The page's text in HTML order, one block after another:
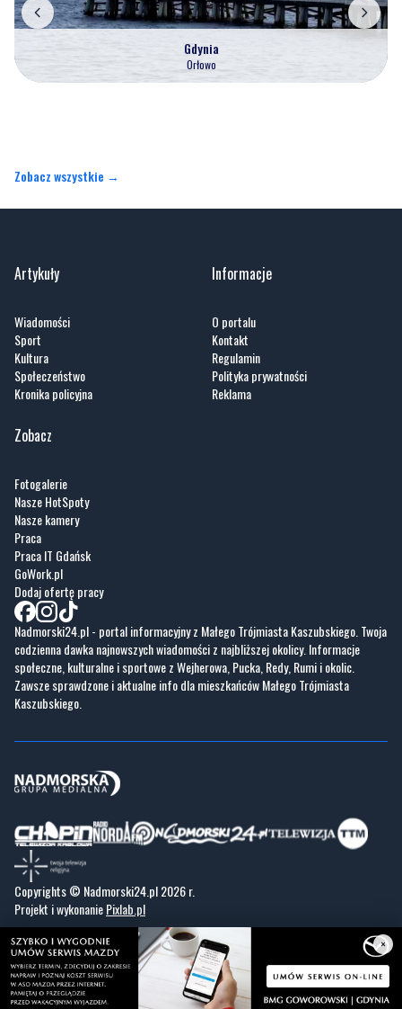
Gdynia
Orłowo
Zobacz wszystkie →
Artykuły
Wiadomości
Sport
Kultura
Społeczeństwo
Kronika policyjna
Informacje
O portalu
Kontakt
Regulamin
Polityka prywatności
Reklama
Zobacz
Fotogalerie
Nasze HotSpoty
Nasze kamery
Praca
Praca IT Gdańsk
GoWork.pl
Dodaj ofertę pracy
Nadmorski24.pl - portal informacyjny z Małego Trójmiasta Kaszubskiego. Twoja
codzienna dawka najnowszych wiadomości z najbliższej okolicy. Informacje
społeczne, kulturalne i sportowe z Wejherowa, Pucka, Redy, Rumi i okolic.
Zawsze sprawdzone i aktualne info dla mieszkańców Małego Trójmiasta
Kaszubskiego.
Copyrights © Nadmorski24.pl 2026 r.
Projekt i wykonaniePixlab.pl
×